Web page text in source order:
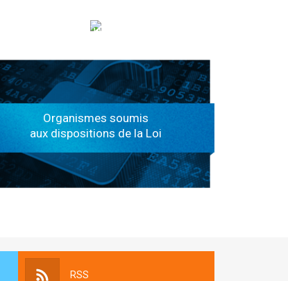
الهياكل الخاضعة لقانون النفاذ إلى المعلومة
Organismes soumis
aux dispositions de la Loi
RSS